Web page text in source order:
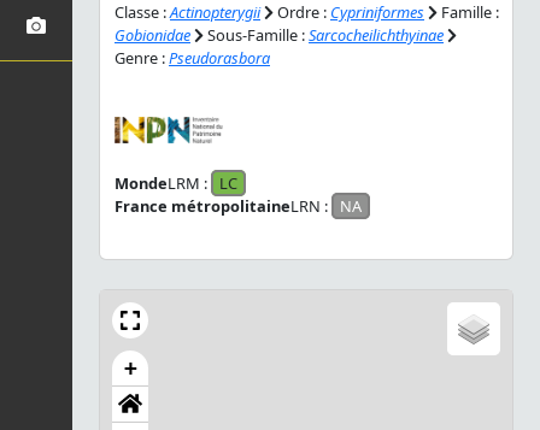
Classe :Actinopterygii Ordre : Cypriniformes
Famille :
Gobionidae
Sous-Famille :Sarcocheilichthyinae
Genre :Pseudorasbora
MondeLRM :
LC
France métropolitaineLRN : NA
+